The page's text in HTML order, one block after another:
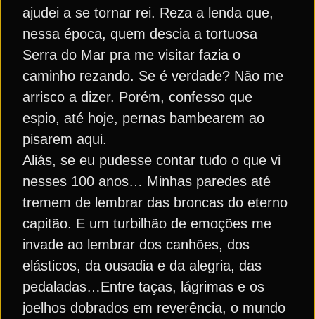
ajudei a se tornar rei. Reza a lenda que,
nessa época, quem descia a tortuosa
Serra do Mar pra me visitar fazia o
caminho rezando. Se é verdade? Não me
arrisco a dizer. Porém, confesso que
espio, até hoje, pernas bambearem ao
pisarem aqui.
Aliás, se eu pudesse contar tudo o que vi
nesses 100 anos… Minhas paredes até
tremem de lembrar das broncas do eterno
capitão. E um turbilhão de emoções me
invade ao lembrar dos canhões, dos
elásticos, da ousadia e da alegria, das
pedaladas…Entre taças, lágrimas e os
joelhos dobrados em reverência, o mundo